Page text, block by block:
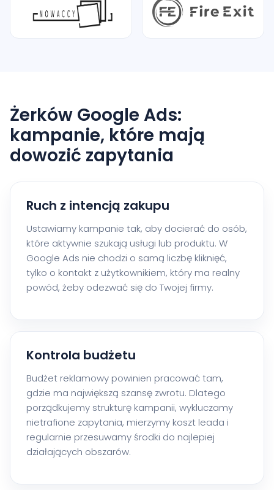
Żerków Google Ads:
kampanie, które mają
dowozić zapytania
Ruch z intencją zakupu
Ustawiamy kampanie tak, aby docierać do osób,
które aktywnie szukają usługi lub produktu. W
Google Ads nie chodzi o samą liczbę kliknięć,
tylko o kontakt z użytkownikiem, który ma realny
powód, żeby odezwać się do Twojej firmy.
Kontrola budżetu
Budżet reklamowy powinien pracować tam,
gdzie ma największą szansę zwrotu. Dlatego
porządkujemy strukturę kampanii, wykluczamy
nietrafione zapytania, mierzymy koszt leada i
regularnie przesuwamy środki do najlepiej
działających obszarów.